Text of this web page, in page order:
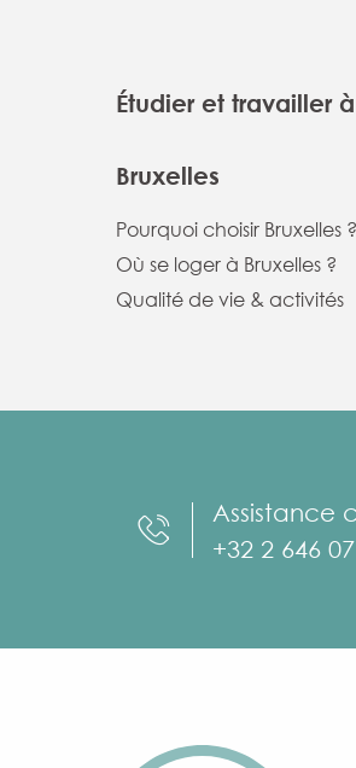
Étudier et travailler à
Bruxelles
Pourquoi choisir Bruxelles ?
Où se loger à Bruxelles ?
Qualité de vie & activités
Assistance
+32 2 646